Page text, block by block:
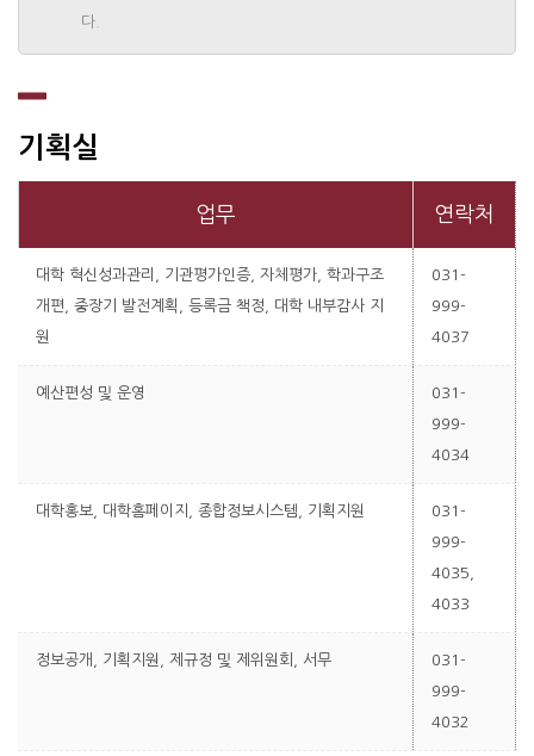
다.
기획실
업무 연락처
대학 혁신성과관리, 기관평가인증, 자체평가, 학과구조
개편, 중장기 발전계획, 등록금 책정, 대학 내부감사 지
원
031-
999-
4037
예산편성 및 운영
031-
999-
4034
대학홍보, 대학홈페이지, 종합정보시스템, 기획지원
031-
999-
4035,
4033
정보공개, 기획지원, 제규정 및 제위원회, 서무
031-
999-
4032